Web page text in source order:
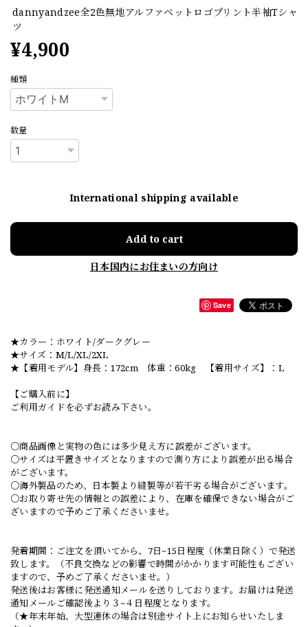
dannyandzee全2色無地アルファベットロゴプリント半袖Tシャ
ツ
¥4,900
種類
数量
International shipping available
Add to cart
日本国内にお住まいの方向け
Save
★カラー：ホワイト/ダークグレー
★サイズ：M/L/XL/2XL
★【着用モデル】身長：172cm 体重：60kg 【着用サイズ】：L
【ご購入前に】
ご利用ガイドを必ずお読み下さい。
○商品画像と実物の色には多少見え方に誤差がございます。
○サイズは平置きサイズとなりますので測り方により誤差が出る場合
がございます。
○海外製品のため、日本製より縫製等が若干劣る場合がございます。
○お取り寄せ先の情報との誤差により、在庫を確保できない場合がご
ざいますので予めご了承くださいませ。
発着期間：ご注文を頂いてから、7日~15日程度（休業日除く）で発送
致します。（不良交換などの影響で時間がかかります可能性もござい
ますので、予めご了承くださいませ。）
発送後はお客様に発送通知メールを送りしております。お届けは発送
通知メールご確認後より３~４日程度となります。
（★年末年始、大型連休の場合は別途サイト上にお知らせいたしま